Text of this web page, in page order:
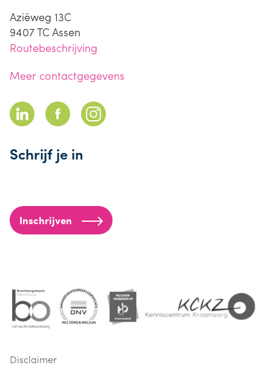
Aziëweg 13C
9407 TC Assen
Routebeschrijving
Meer contactgegevens
Schrijf je in
Inschrijven
Disclaimer